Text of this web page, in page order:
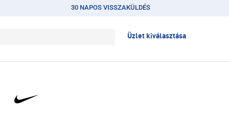
30 NAPOS VISSZAKÜLDÉS
Üzlet kiválasztása